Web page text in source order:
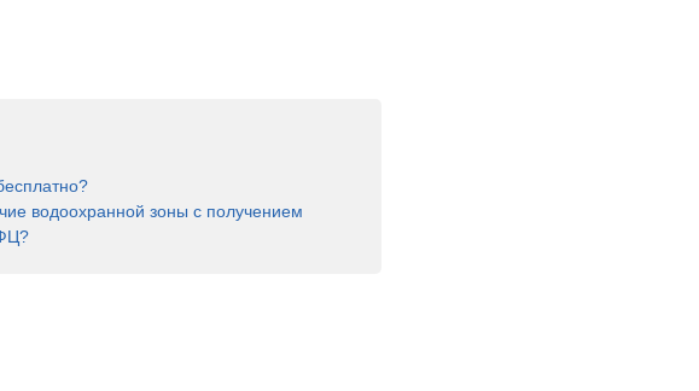
водоохранной зоны с получением